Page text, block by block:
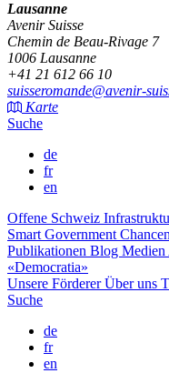
Lausanne
Avenir Suisse
Chemin de Beau-Rivage 7
1006 Lausanne
+41 21 612 66 10
suisseromande@avenir-
Karte
Suche
de
fr
en
Offene Schweiz
Smart Government
Publikationen Blog Medien
«Democratia»
Unsere FördererÜber uns
Suche
de
fr
en